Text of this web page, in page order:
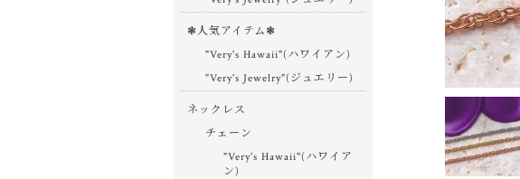
❃人気アイテム❃
"Very's Hawaii"(ハワイアン)
"Very's Jewelry"(ジュエリー)
ネックレス
チェーン
"Very's Hawaii"(ハワイア
ン)